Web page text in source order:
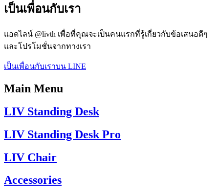
เป็นเพื่อนกับเรา
แอดไลน์ @livth เพื่อที่คุณจะเป็นคนแรกที่รู้เกี่ยวกับข้อเสนอดีๆ
และโปรโมชั่นจากทางเรา​
เป็นเพื่อนกับเราบน LINE
Main Menu
LIV Standing Desk
LIV Standing Desk​ Pro
LIV Chair
Accessories